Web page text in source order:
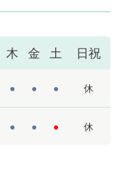
木 金 土 日祝
● ● ● 休
● ● ● 休